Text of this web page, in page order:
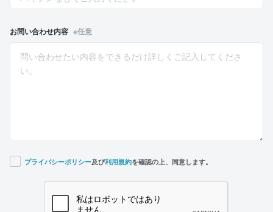
お問い合わせ内容 ※任意
プライバシーポリシー及び利用規約を確認の上、同意します。